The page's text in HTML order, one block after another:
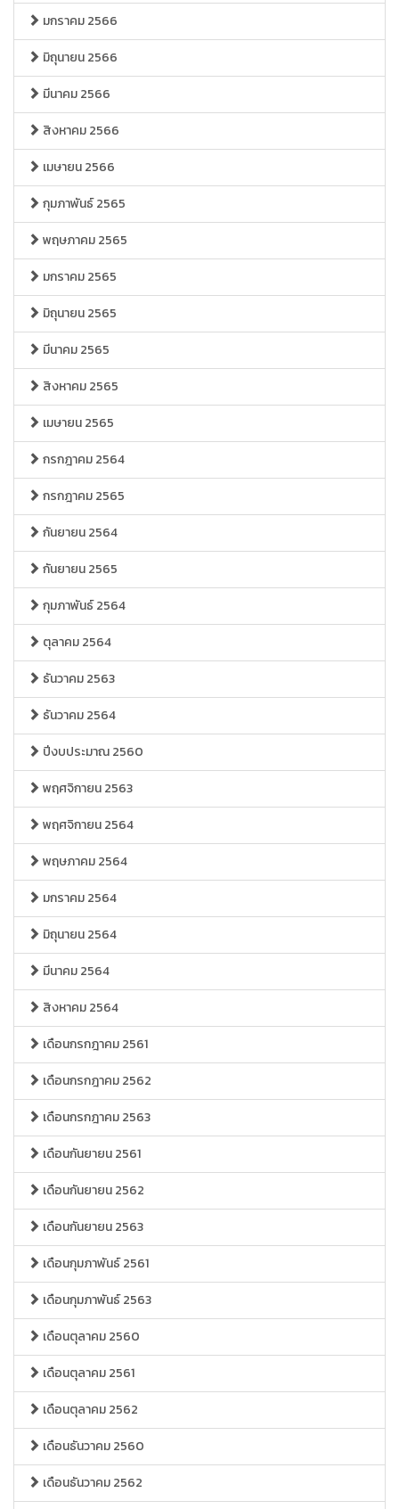
มกราคม 2566
มิถุนายน 2566
มีนาคม 2566
สิงหาคม 2566
เมษายน 2566
กุมภาพันธ์ 2565
พฤษภาคม 2565
มกราคม 2565
มิถุนายน 2565
มีนาคม 2565
สิงหาคม 2565
เมษายน 2565
กรกฎาคม 2564
กรกฎาคม 2565
กันยายน 2564
กันยายน 2565
กุมภาพันธ์ 2564
ตุลาคม 2564
ธันวาคม 2563
ธันวาคม 2564
ปีงบประมาณ 2560
พฤศจิกายน 2563
พฤศจิกายน 2564
พฤษภาคม 2564
มกราคม 2564
มิถุนายน 2564
มีนาคม 2564
สิงหาคม 2564
เดือนกรกฎาคม 2561
เดือนกรกฎาคม 2562
เดือนกรกฎาคม 2563
เดือนกันยายน 2561
เดือนกันยายน 2562
เดือนกันยายน 2563
เดือนกุมภาพันธ์ 2561
เดือนกุมภาพันธ์ 2563
เดือนตุลาคม 2560
เดือนตุลาคม 2561
เดือนตุลาคม 2562
เดือนธันวาคม 2560
เดือนธันวาคม 2562